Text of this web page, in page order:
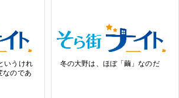
いうけれ
なのであ
冬の大野は、ほぼ「繭」なのだ